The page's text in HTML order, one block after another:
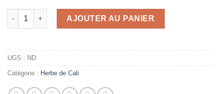
quantité de LEMON CREAM LUSH ULTIME
AJOUTER AU PANIER
UGS : ND
Catégorie : Herbe de Cali